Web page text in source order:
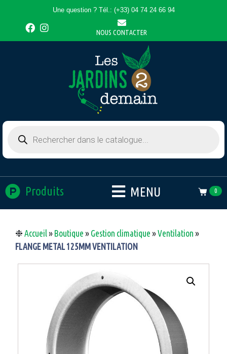
Une question ? Tél.: (+33) 04 74 24 66 94
NOUS CONTACTER
Produits MENU 0
❉Accueil » Boutique » Gestion climatique »Ventilation »
FLANGE METAL 125MM VENTILATION